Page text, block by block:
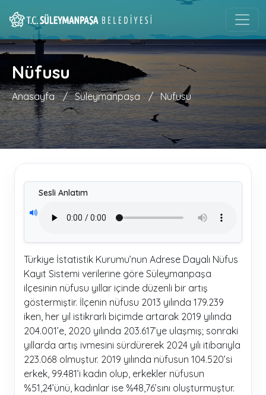
Nüfusu
Anasayfa / Süleymanpaşa / Nüfusu
Sesli Anlatım
Türkiye İstatistik Kurumu’nun Adrese Dayalı Nüfus
Kayıt Sistemi verilerine göre Süleymanpaşa
ilçesinin nüfusu yıllar içinde düzenli bir artış
göstermiştir. İlçenin nüfusu 2013 yılında 179.239
iken, her yıl istikrarlı biçimde artarak 2019 yılında
204.001’e, 2020 yılında 203.617’ye ulaşmış; sonraki
yıllarda artış ivmesini sürdürerek 2024 yılı itibarıyla
223.068 olmuştur. 2019 yılında nüfusun 104.520’si
erkek, 99.481’i kadın olup, erkekler nüfusun
%51,24’ünü, kadınlar ise %48,76’sını oluşturmuştur.